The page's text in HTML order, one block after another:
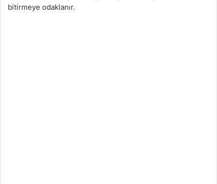
bitirmeye odaklanır.